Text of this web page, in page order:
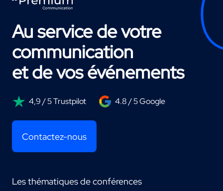
Au service de votre
communication
et de vos événements
4,9 / 5 Trustpilot 4.8 / 5 Google
Contactez-nous
Les thématiques de conférences